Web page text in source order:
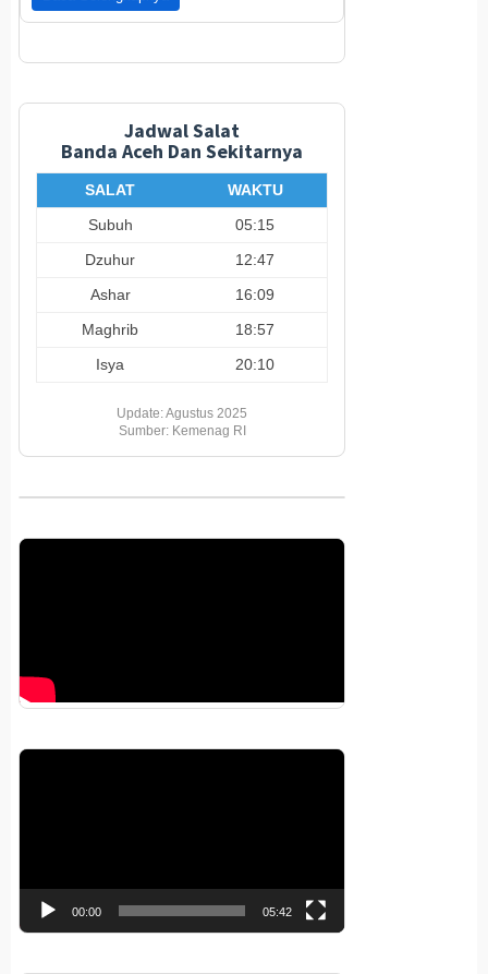
Jadwal Salat
Banda Aceh Dan Sekitarnya
SALAT
WAKTU
Subuh
05:15
Dzuhur
12:47
Ashar
16:09
Maghrib
18:57
Isya
20:10
Update: Agustus 2025
Sumber: Kemenag RI
Pemutar
00:00 05:42